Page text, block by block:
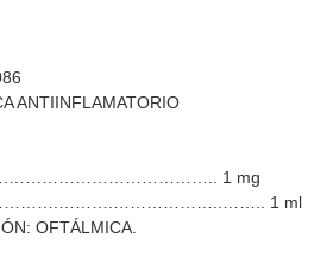
ANTIINFLAMATORIO
1 mg
1 ml
OFTÁLMICA.